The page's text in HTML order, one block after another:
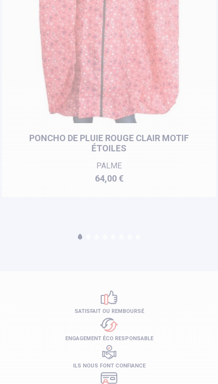
PONCHO DE PLUIE ROUGE CLAIR MOTIF
ÉTOILES
PALME
Prix
64,00 €
SATISFAIT OU REMBOURSÉ
ENGAGEMENT ÉCO RESPONSABLE
ILS NOUS FONT CONFIANCE